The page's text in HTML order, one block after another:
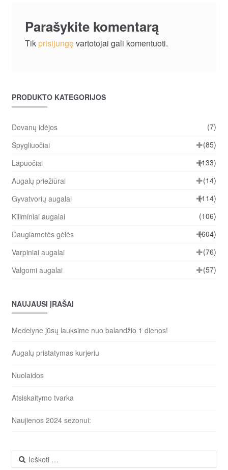
Parašykite komentarą
Tik prisijungęvartotojai gali komentuoti.
PRODUKTO KATEGORIJOS
Dovanų idėjos
(7)
Spygliuočiai
(85)
Lapuočiai
(133)
Augalų priežiūrai
(14)
Gyvatvorių augalai
(114)
Kiliminiai augalai
(106)
Daugiametės gėlės
(604)
Varpiniai augalai
(76)
Valgomi augalai
(57)
NAUJAUSI ĮRAŠAI
Medelyne jūsų lauksime nuo balandžio 1 dienos!
Augalų pristatymas kurjeriu
Nuolaidos
Atsiskaitymo tvarka
Naujienos 2024 sezonui:
Ieškoti: